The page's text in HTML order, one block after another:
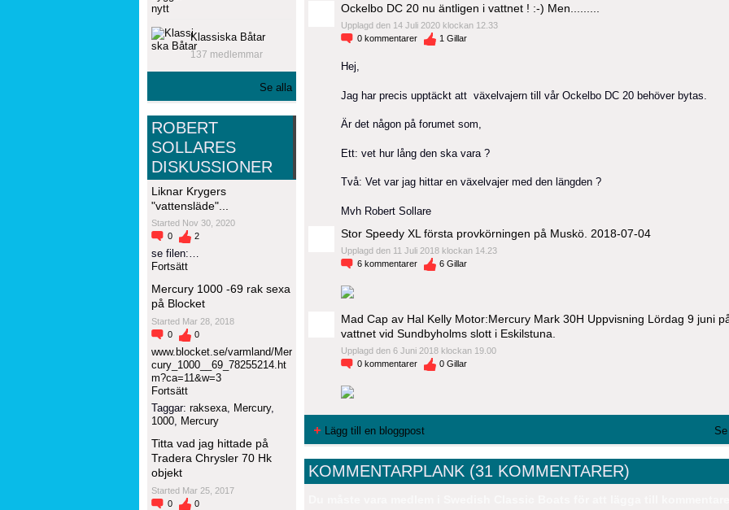
Klassiska Båtar
137 medlemmar
Se alla
ROBERT
SOLLARES
DISKUSSIONER
Liknar Krygers
"vattensläde"...
Started Nov 30, 2020
0
2
se filen:…
Fortsätt
Mercury 1000 -69 rak sexa
på Blocket
Started Mar 28, 2018
0
0
www.blocket.se/varmland/Mer
cury_1000__69_78255214.ht
m?ca=11&w=3
Fortsätt
Taggar: raksexa, Mercury,
1000, Mercury
Titta vad jag hittade på
Tradera Chrysler 70 Hk
objekt
Started Mar 25, 2017
0
0
Ockelbo DC 20 nu äntligen i vattnet ! :-) Men.........
Upplagd den 14 Juli 2020 klockan 12.33
0 kommentarer 1 Gillar
Hej,
Jag har precis upptäckt att växelvajern till vår Ockelbo DC 20 behöver bytas.
Är det någon på forumet som,
Ett: vet hur lång den ska vara ?
Två: Vet var jag hittar en växelvajer med den längden ?
Mvh Robert Sollare
Stor Speedy XL första provkörningen på Muskö. 2018-07-04
Upplagd den 11 Juli 2018 klockan 14.23
6 kommentarer 6 Gillar
Mad Cap av Hal Kelly Motor:Mercury Mark 30H Uppvisning Lördag 9 juni
vattnet vid Sundbyholms slott i Eskilstuna.
Upplagd den 6 Juni 2018 klockan 19.00
0 kommentarer 0 Gillar
Lägg till en bloggpost
KOMMENTARPLANK (31 KOMMENTARER)